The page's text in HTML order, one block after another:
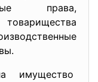
права,
товарищества
имущество